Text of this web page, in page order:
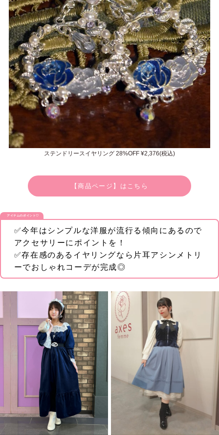
ステンドリースイヤリング 28%OFF ¥2,376(税込)
【商品ページ】はこちら
アイテムのポイント♡
✅今年はシンプルな洋服が流行る傾向にあるので
アクセサリーにポイントを！
✅存在感のあるイヤリングなら片耳アシンメトリ
ーでおしゃれコーデが完成◎